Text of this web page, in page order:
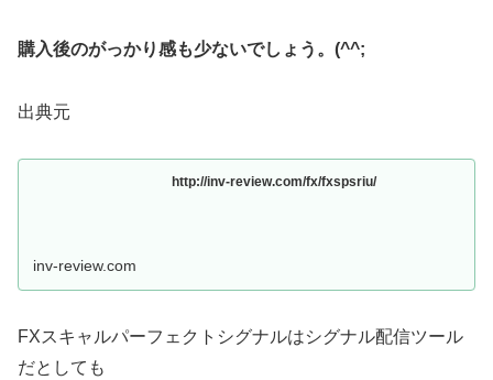
購入後のがっかり感も少ないでしょう。(^^;
出典元
http://inv-review.com/fx/fxspsriu/
inv-review.com
FXスキャルパーフェクトシグナルはシグナル配信ツール
だとしても